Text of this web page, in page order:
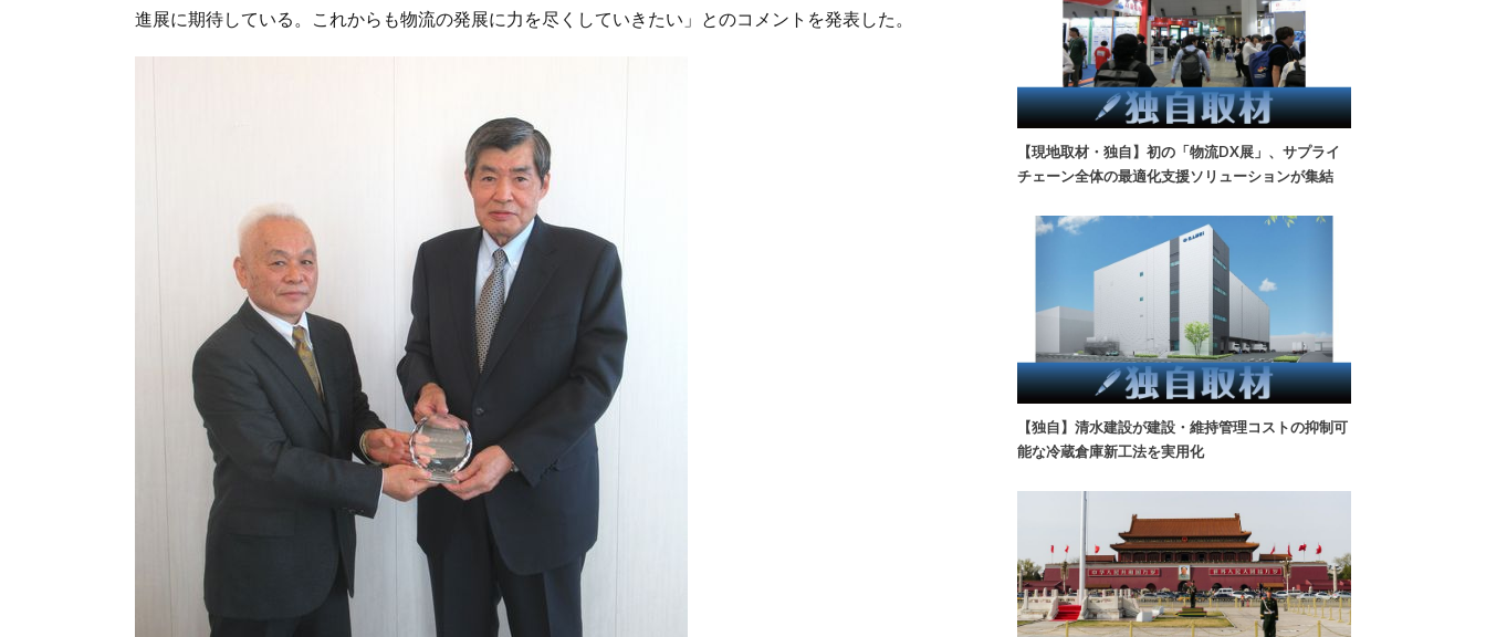
進展に期待している。これからも物流の発展に力を尽くしていきたい」とのコメントを発表した。
【現地取材・独自】初の「物流DX展」、サプライ
チェーン全体の最適化支援ソリューションが集結
【独自】清水建設が建設・維持管理コストの抑制可
能な冷蔵倉庫新工法を実用化